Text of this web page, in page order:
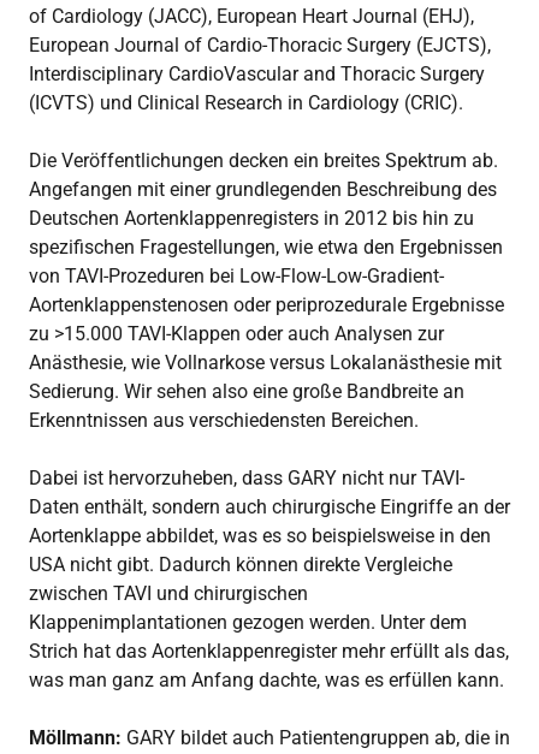
of Cardiology (JACC), European Heart Journal (EHJ),
European Journal of Cardio-Thoracic Surgery (EJCTS),
Interdisciplinary CardioVascular and Thoracic Surgery
(ICVTS) und Clinical Research in Cardiology (CRIC).
Die Veröffentlichungen decken ein breites Spektrum ab.
Angefangen mit einer grundlegenden Beschreibung des
Deutschen Aortenklappenregisters in 2012 bis hin zu
spezifischen Fragestellungen, wie etwa den Ergebnissen
von TAVI-Prozeduren bei Low-Flow-Low-Gradient-
Aortenklappenstenosen oder periprozedurale Ergebnisse
zu >15.000 TAVI-Klappen oder auch Analysen zur
Anästhesie, wie Vollnarkose versus Lokalanästhesie mit
Sedierung. Wir sehen also eine große Bandbreite an
Erkenntnissen aus verschiedensten Bereichen.
Dabei ist hervorzuheben, dass GARY nicht nur TAVI-
Daten enthält, sondern auch chirurgische Eingriffe an der
Aortenklappe abbildet, was es so beispielsweise in den
USA nicht gibt. Dadurch können direkte Vergleiche
zwischen TAVI und chirurgischen
Klappenimplantationen gezogen werden. Unter dem
Strich hat das Aortenklappenregister mehr erfüllt als das,
was man ganz am Anfang dachte, was es erfüllen kann.
Möllmann: GARY bildet auch Patientengruppen ab, die in